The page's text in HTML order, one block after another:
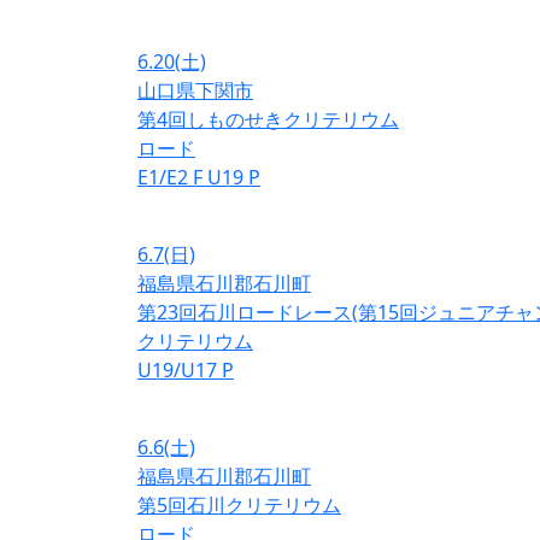
6.20(土)
山口県下関市
第4回しものせきクリテリウム
ロード
E1/E2 F U19 P
6.7(日)
福島県石川郡石川町
第23回石川ロードレース(第15回ジュニアチャ
クリテリウム
U19/U17 P
6.6(土)
福島県石川郡石川町
第5回石川クリテリウム
ロード